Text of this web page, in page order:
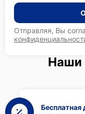
Отправляя, Вы
Наши
Бесплатная